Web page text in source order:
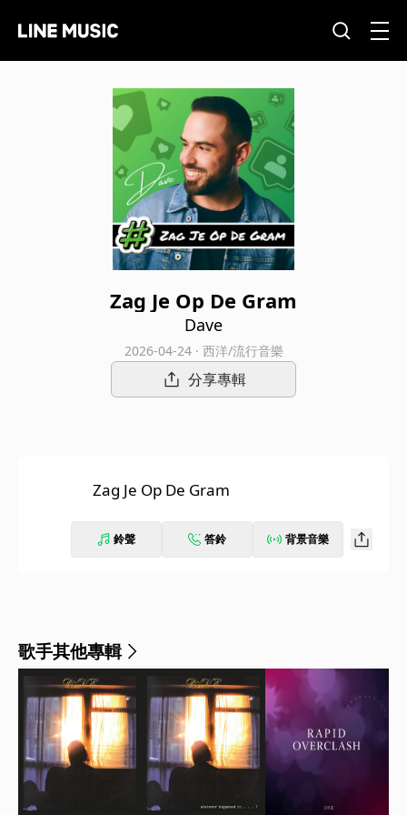
Zag Je Op De Gram
Dave
2026-04-24 · 西洋/流行音樂
分享專輯
Zag Je Op De Gram
鈴聲 答鈴 背景音樂
歌手其他專輯